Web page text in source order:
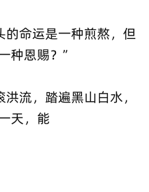
命运是一种煎熬，但
种恩赐？”
流，踏遍黑山白水，
天，能